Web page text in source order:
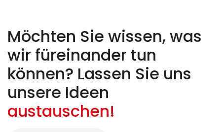
Möchten Sie wissen, was
wir füreinander tun
können? Lassen Sie uns
unsere Ideen
austauschen!